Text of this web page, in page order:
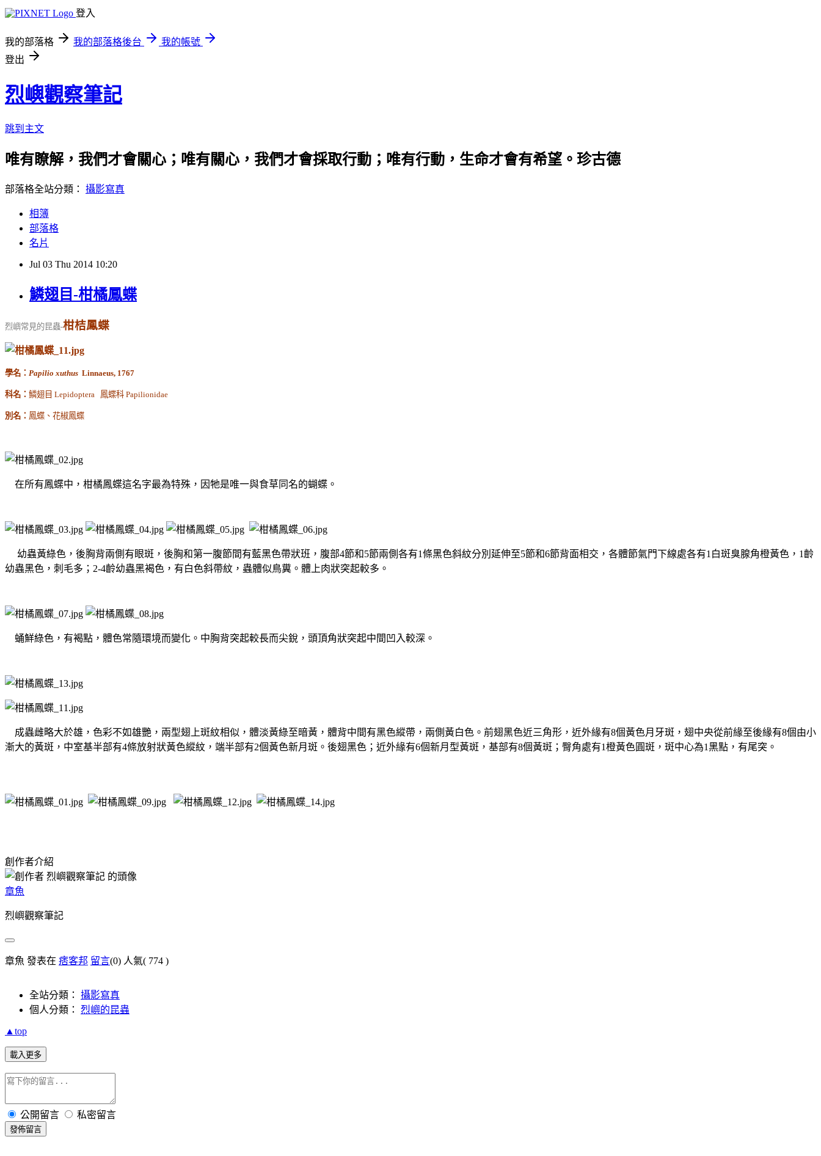
登入
我的部落格 我的部落格後台
我的帳號
登出
烈嶼觀察筆記
跳到主文
唯有瞭解，我們才會關心；唯有關心，我們才會採取行動；唯有行動，生命才會有希望。珍古德
部落格全站分類： 攝影寫真
相簿
部落格
名片
Jul 03 Thu 2014 10:20
鱗翅目-柑橘鳳蝶
烈嶼常見的昆蟲-柑桔鳳蝶
學名： Papilio xuthus Linnaeus, 1767
科名： 鱗翅目 Lepidoptera 鳳蝶科 Papilionidae
別名： 鳳蝶、花椒鳳蝶
在所有鳳蝶中，柑橘鳳蝶這名字最為特殊，因牠是唯一與食草同名的蝴蝶。
幼蟲黃綠色，後胸背兩側有眼斑，後胸和第一腹節間有藍黑色帶狀班，腹部4節和5節兩側各有1條黑色斜紋分別延伸至5節和6節背面相交，各體節氣門下線處各有1 白斑臭腺角橙黃色， 1齡
幼蟲黑色，刺毛多； 2-4齡幼蟲黑褐色，有白色斜帶紋，蟲體似鳥糞。體上肉狀突起較多。
蛹鮮綠色，有褐點，體色常隨環境而變化。中胸背突起較長而尖銳，頭頂角狀突起中間凹入較深。
成蟲雌略大於雄，色彩不如雄艷，兩型翅上斑紋相似，體淡黃綠至暗黃，體背中間有黑色縱帶，兩側黃白色。前翅黑色近三角形，近外緣有8個黃色月牙斑，翅中央從前緣至後緣有8個由小
漸大的黃斑，中室基半部有4條放射狀黃色縱紋，端半部有2個黃色新月斑。後翅黑色；近外緣有6個新月型黃斑，基部有8個黃斑；臀角處有1橙黃色圓斑，斑中心為1黑點，有尾突。
創作者介紹
章魚
烈嶼觀察筆記
章魚 發表在 痞客邦 留言(0) 人氣( 774 )
全站分類： 攝影寫真
個人分類： 烈嶼的昆蟲
▲top
載入更多
公開留言 私密留言
發佈留言